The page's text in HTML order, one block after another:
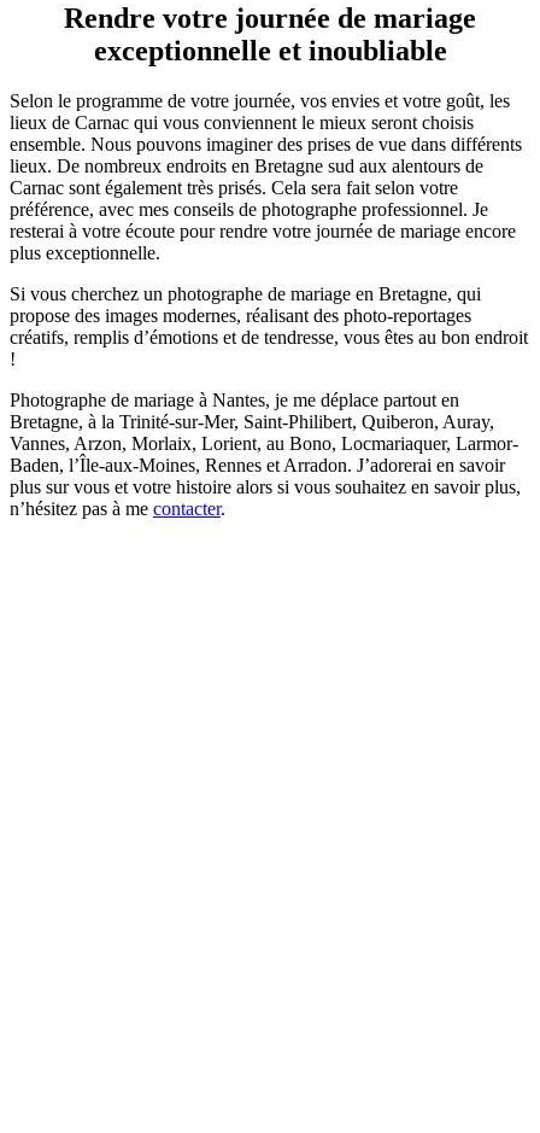
Rendre votre journée de mariage
exceptionnelle et inoubliable
Selon le programme de votre journée, vos envies et votre goût, les
lieux de Carnac qui vous conviennent le mieux seront choisis
ensemble. Nous pouvons imaginer des prises de vue dans différents
lieux. De nombreux endroits en Bretagne sud aux alentours de
Carnac sont également très prisés. Cela sera fait selon votre
préférence, avec mes conseils de photographe professionnel. Je
resterai à votre écoute pour rendre votre journée de mariage encore
plus exceptionnelle.
Si vous cherchez un photographe de mariage en Bretagne, qui
propose des images modernes, réalisant des photo-reportages
créatifs, remplis d’émotions et de tendresse, vous êtes au bon endroit
!
Photographe de mariage à Nantes, je me déplace partout en
Bretagne, à la Trinité-sur-Mer, Saint-Philibert, Quiberon, Auray,
Vannes, Arzon, Morlaix, Lorient, au Bono, Locmariaquer, Larmor-
Baden, l’Île-aux-Moines, Rennes et Arradon. J’adorerai en savoir
plus sur vous et votre histoire alors si vous souhaitez en savoir plus,
n’hésitez pas à me contacter.